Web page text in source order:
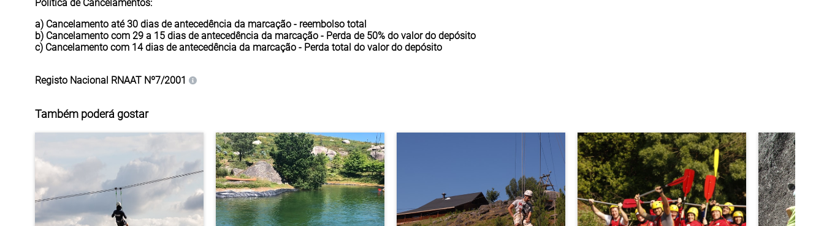
Política de Cancelamentos:
a) Cancelamento até 30 dias de antecedência da marcação - reembolso total
b) Cancelamento com 29 a 15 dias de antecedência da marcação - Perda de 50% do valor do depósito
c) Cancelamento com 14 dias de antecedência da marcação - Perda total do valor do depósito
Registo Nacional RNAAT Nº7/2001
Também poderá gostar